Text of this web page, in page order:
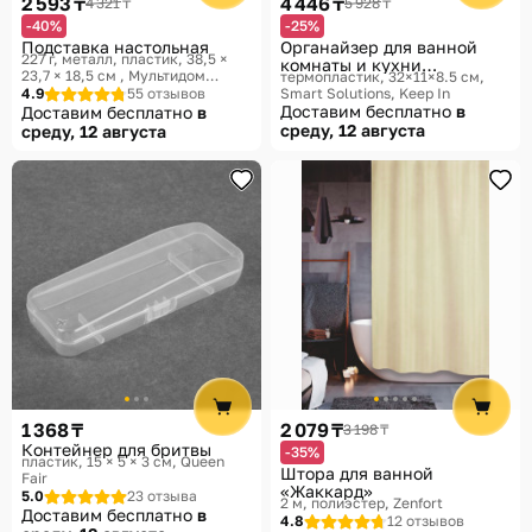
-40%
Подставка настольная
227 г, металл, пластик, 38,5 ×
23,7 × 18,5 см
Мультидом
Трейдинг
4.9 55 отзывов
Доставим бесплатно в
среду, 12 августа
-25%
Органайзер для ванной
комнаты и кухни
подвесной
термопластик, 32×11×8.5 см
Smart Solutions, Keep In
Доставим бесплатно в
среду, 12 августа
1 368 ₸
Контейнер для бритвы
пластик, 15 × 5 × 3 см Queen
Fair
5.0
23 отзыва
Доставим бесплатно в
2 079 ₸3 198 ₸
-35%
Штора для ванной
«Жаккард»
2 м, полиэстер Zenfort
4.8
12 отзывов